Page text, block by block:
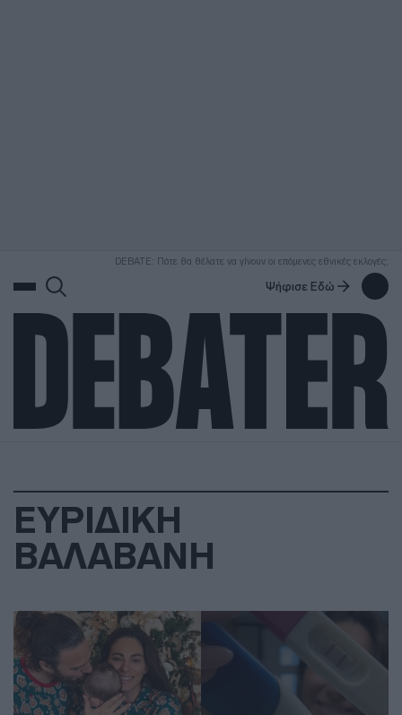
DEBATE: Πότε θα θέλατε να γίνουν οι επόμενες εθνικές εκλογές;
Ψήφισε Εδώ
ΕΥΡΙΔΙΚΗ
ΒΑΛΑΒΑΝΗ